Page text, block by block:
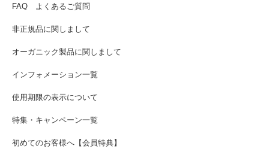
FAQ よくあるご質問
非正規品に関しまして
オーガニック製品に関しまして
インフォメーション一覧
使用期限の表示について
特集・キャンペーン一覧
初めてのお客様へ【会員特典】